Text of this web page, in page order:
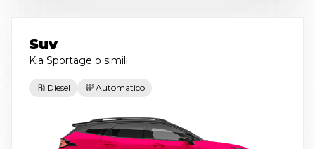
Suv
Kia Sportage o simili
Diesel Automatico